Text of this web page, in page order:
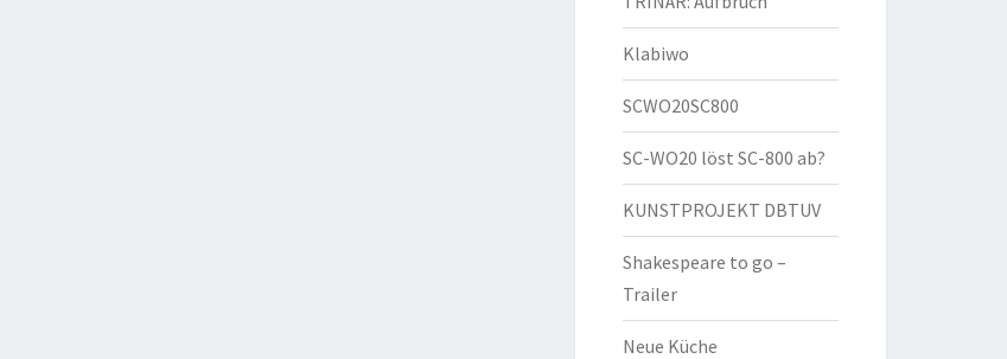
Klabiwo
SCWO20SC800
SC-WO20 löst SC-800 ab?
KUNSTPROJEKT DBTUV
Shakespeare to go –
Trailer
Neue Küche